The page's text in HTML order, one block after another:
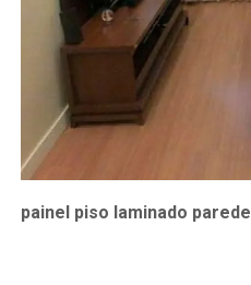
painel piso laminado parede